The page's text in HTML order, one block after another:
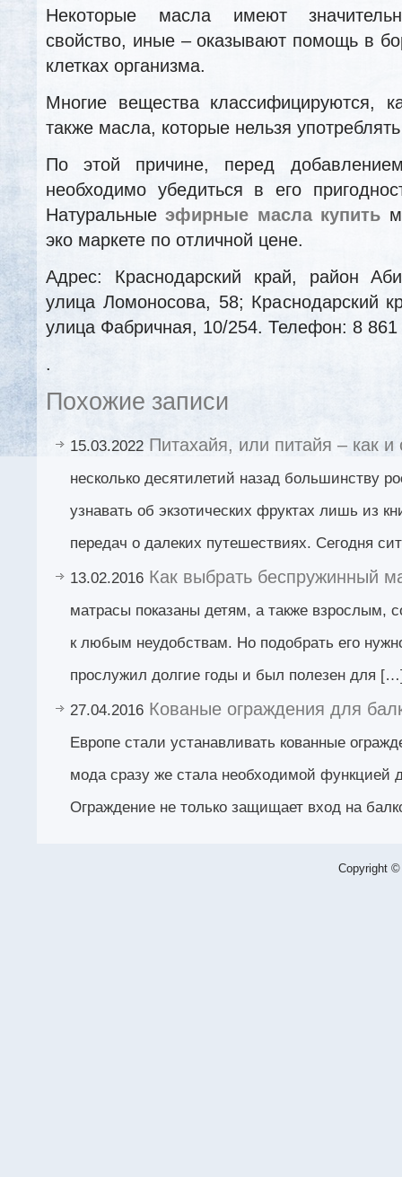
Некоторые масла имеют
свойство, иные – оказывают помощь в
клетках организма.
Многие вещества классифицируются,
также масла, которые нельзя
По этой причине, перед
необходимо убедиться в его
Натуральныеэфирные масла купить
эко маркете по отличной цене.
Адрес: Краснодарский край, район
улица Ломоносова, 58; Краснодарский
улица Фабричная, 10/254. Телефон: 8 861
.
Похожие записи
15.03.2022 Питахайя, или питайя – как и
несколько десятилетий назад большинству
узнавать об экзотических фруктах лишь из
передач о далеких путешествиях. Сегодня
13.02.2016 Как выбрать беспружинный
матрасы показаны детям, а также взрослым,
к любым неудобствам. Но подобрать его
прослужил долгие годы и был полезен для
27.04.2016 Кованые ограждения для
Европе стали устанавливать кованные
мода сразу же стала необходимой функцией
Ограждение не только защищает вход на
Copyright ©